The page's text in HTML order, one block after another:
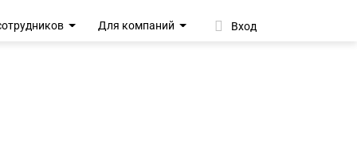
Для компаний Вход